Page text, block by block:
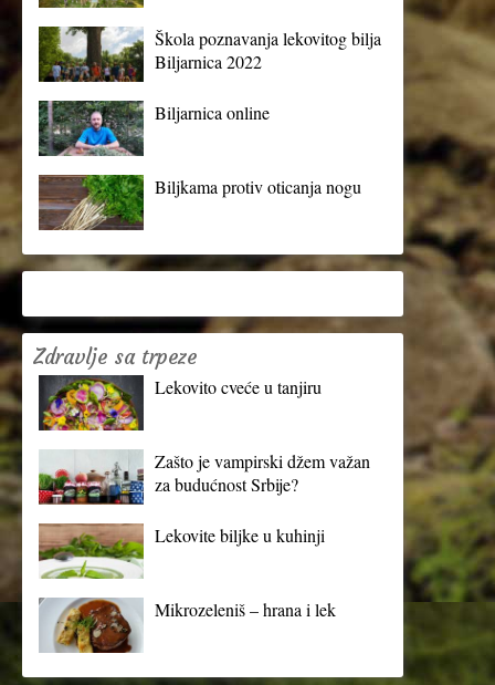
Škola poznavanja lekovitog bilja
Biljarnica 2022
Biljarnica online
Biljkama protiv oticanja nogu
Zdravlje sa trpeze
Lekovito cveće u tanjiru
Zašto je vampirski džem važan
za budućnost Srbije?
Lekovite biljke u kuhinji
Mikrozeleniš – hrana i lek